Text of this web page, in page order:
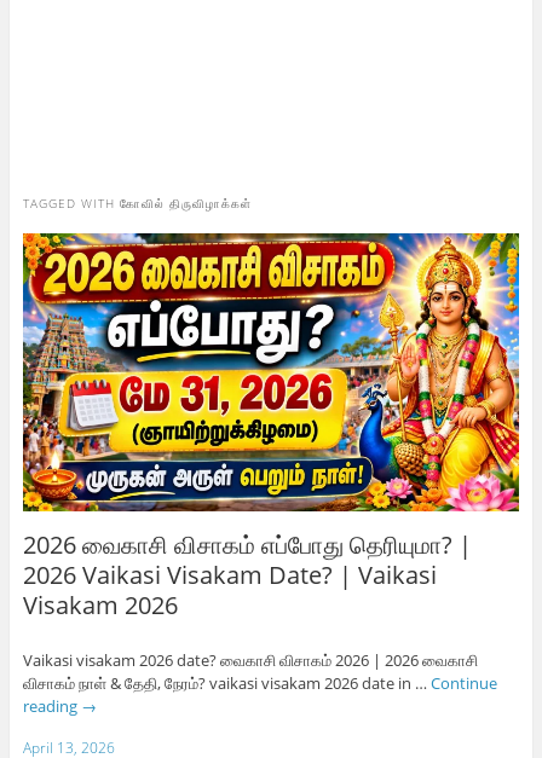
TAGGED WITH கோவில் திருவிழாக்கள்
2026 வைகாசி விசாகம் எப்போது தெரியுமா? |
2026 Vaikasi Visakam Date? | Vaikasi
Visakam 2026
Vaikasi visakam 2026 date? வைகாசி விசாகம் 2026 | 2026 வைகாசி
விசாகம் நாள் & தேதி, நேரம்? vaikasi visakam 2026 date in … Continue
reading →
April 13, 2026